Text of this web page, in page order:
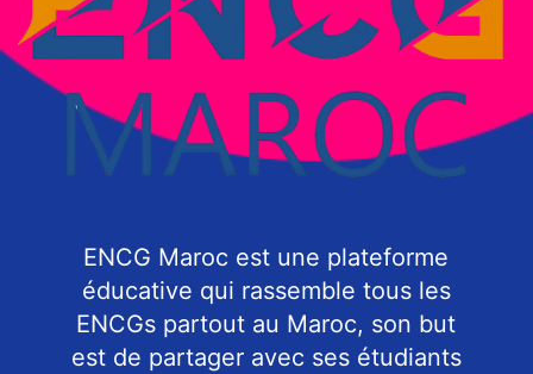
ENCG Maroc est une plateforme
éducative qui rassemble tous les
ENCGs partout au Maroc, son but
est de partager avec ses étudiants